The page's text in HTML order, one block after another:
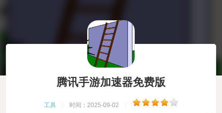
腾讯手游加速器免费版
工具 时间：2025-09-02